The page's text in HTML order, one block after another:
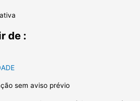
de :
sem aviso prévio